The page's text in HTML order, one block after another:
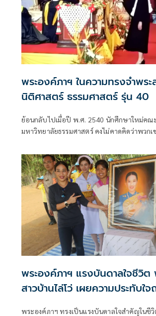
พระองค์ภาฯ ในความทรงจำพระ
นิติศาสตร์ ธรรมศาสตร์ รุ่น 40
ย้อนกลับไปเมื่อปี พ.ศ. 2540 นักศึกษาใหม่คณ
มหาวิทยาลัยธรรมศาสตร์ คงไม่คาดคิดว่าพวกเ
ยาภา นเ
พระองค์ภาฯ แรงบันดาลใจชีวิต
สาวบ้านไล่โว่ เผยความประทับใ
พระองค์ภาฯ ทรงเป็นแรงบันดาลใจสำคัญในชี